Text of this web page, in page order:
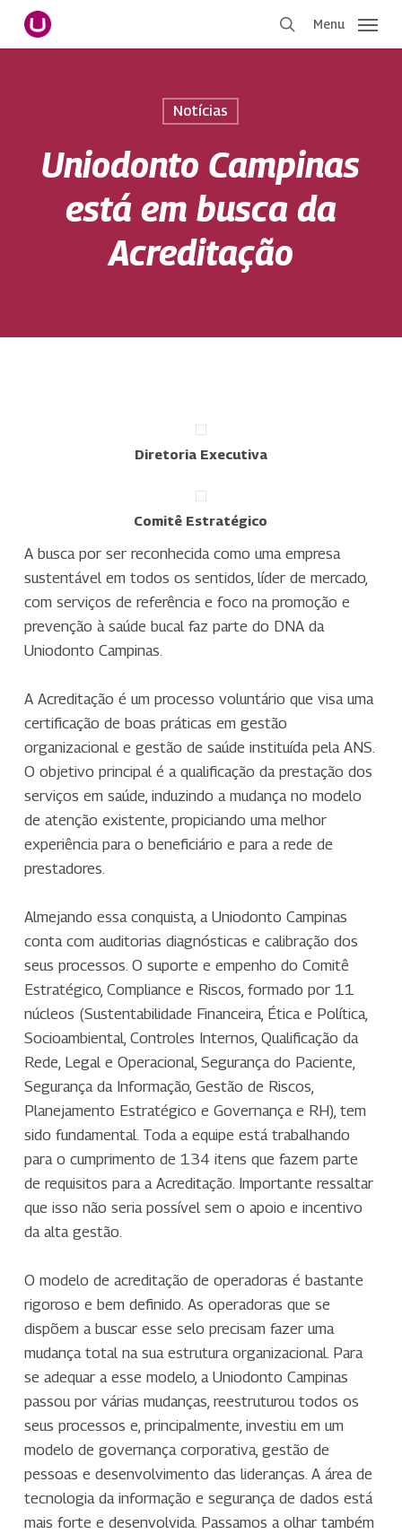
Pular
para
Menu
Notícias
Uniodonto Campinas
está em busca da
Acreditação
Diretoria Executiva
Comitê Estratégico
A busca por ser reconhecida como uma empresa
sustentável em todos os sentidos, líder de mercado,
com serviços de referência e foco na promoção e
prevenção à saúde bucal faz parte do DNA da
Uniodonto Campinas.
A Acreditação é um processo voluntário que visa uma
certificação de boas práticas em gestão
organizacional e gestão de saúde instituída pela ANS.
O objetivo principal é a qualificação da prestação dos
serviços em saúde, induzindo a mudança no modelo
de atenção existente, propiciando uma melhor
experiência para o beneficiário e para a rede de
prestadores.
Almejando essa conquista, a Uniodonto Campinas
conta com auditorias diagnósticas e calibração dos
seus processos. O suporte e empenho do Comitê
Estratégico, Compliance e Riscos, formado por 11
núcleos (Sustentabilidade Financeira, Ética e Política,
Socioambiental, Controles Internos, Qualificação da
Rede, Legal e Operacional, Segurança do Paciente,
Segurança da Informação, Gestão de Riscos,
Planejamento Estratégico e Governança e RH), tem
sido fundamental. Toda a equipe está trabalhando
para o cumprimento de 134 itens que fazem parte
de requisitos para a Acreditação. Importante ressaltar
que isso não seria possível sem o apoio e incentivo
da alta gestão.
O modelo de acreditação de operadoras é bastante
rigoroso e bem definido. As operadoras que se
dispõem a buscar esse selo precisam fazer uma
mudança total na sua estrutura organizacional. Para
se adequar a esse modelo, a Uniodonto Campinas
passou por várias mudanças, reestruturou todos os
seus processos e, principalmente, investiu em um
modelo de governança corporativa, gestão de
pessoas e desenvolvimento das lideranças. A área de
tecnologia da informação e segurança de dados está
mais forte e desenvolvida. Passamos a olhar também